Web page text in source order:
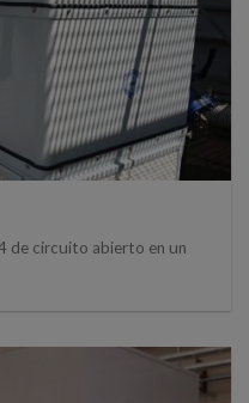
de circuito abierto en un